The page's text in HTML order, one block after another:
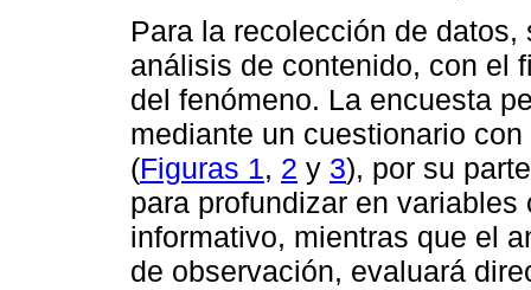
Para la recolección de
análisis de contenido, con el
del fenómeno. La encuesta
mediante un cuestionario
(Figuras 1, 2 y 3), por su
para profundizar en
informativo, mientras que el
de observación, evaluará